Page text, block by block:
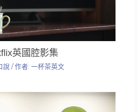
英國腔影集
說 / 作者:一杯茶英文